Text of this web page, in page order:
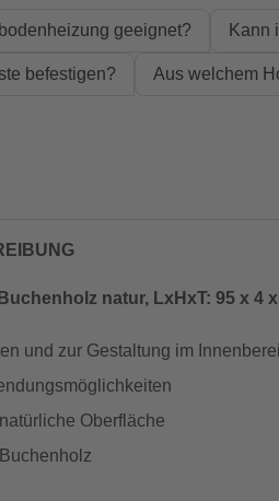
geeignet? Kann
befestigen? Aus welchem
natur, LxHxT: 95 x 4
und zur Gestaltung im
Oberfläche